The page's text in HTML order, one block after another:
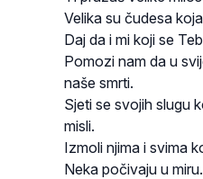
Velika su čudesa
Daj da i mi koji se
Pomozi nam da u
naše smrti.
Sjeti se svojih slugu
misli.
Izmoli njima i svima
Neka počivaju u miru.